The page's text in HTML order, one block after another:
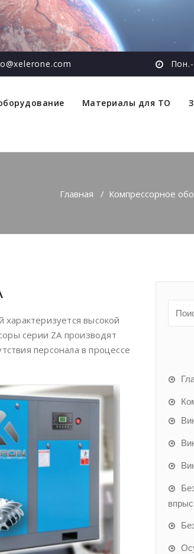
Материалы для ТО
Главная / Компрессорное
высокой
серии ZA производят
персонала в процессе